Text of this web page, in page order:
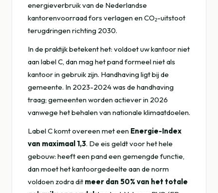
energieverbruik van de Nederlandse
kantorenvoorraad fors verlagen en CO₂-uitstoot
terugdringen richting 2030.
In de praktijk betekent het: voldoet uw kantoor niet
aan label C, dan mag het pand formeel niet als
kantoor in gebruik zijn. Handhaving ligt bij de
gemeente. In 2023-2024 was de handhaving
traag; gemeenten worden actiever in 2026
vanwege het behalen van nationale klimaatdoelen.
Label C komt overeen met een Energie-Index
van maximaal 1,3. De eis geldt voor het hele
gebouw: heeft een pand een gemengde functie,
dan moet het kantoorgedeelte aan de norm
voldoen zodra dit meer dan 50% van het totale